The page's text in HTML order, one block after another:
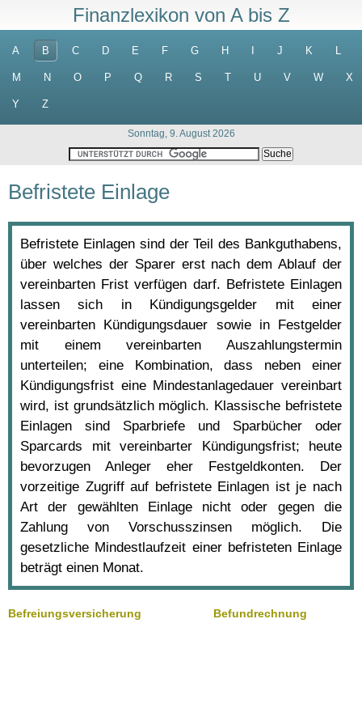
Finanzlexikon von A bis Z
A B C D E F G H J K L
M N O P Q R S T U V W X
Y Z
Sonntag, 9. August 2026
Befristete Einlage
Befristete Einlagen sind der Teil des Bankguthabens,
über welches der Sparer erst nach dem Ablauf der
vereinbarten Frist verfügen darf. Befristete Einlagen
lassen sich in Kündigungsgelder mit einer
vereinbarten Kündigungsdauer sowie in Festgelder
mit einem vereinbarten Auszahlungstermin
unterteilen; eine Kombination, dass neben einer
Kündigungsfrist eine Mindestanlagedauer vereinbart
wird, ist grundsätzlich möglich. Klassische befristete
Einlagen sind Sparbriefe und Sparbücher oder
Sparcards mit vereinbarter Kündigungsfrist; heute
bevorzugen Anleger eher Festgeldkonten. Der
vorzeitige Zugriff auf befristete Einlagen ist je nach
Art der gewählten Einlage nicht oder gegen die
Zahlung von Vorschusszinsen möglich. Die
gesetzliche Mindestlaufzeit einer befristeten Einlage
beträgt einen Monat.
Befreiungsversicherung Befundrechnung